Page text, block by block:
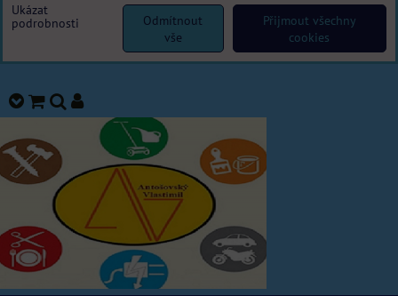
Ukázat
podrobnosti
Přijmout všechny
cookies
Odmítnout
vše